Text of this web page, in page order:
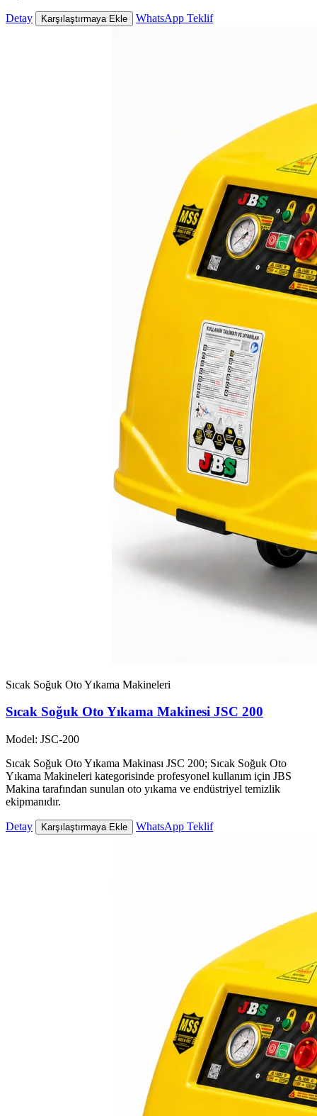
Detay Karşılaştırmaya Ekle WhatsApp Teklif
Sıcak Soğuk Oto Yıkama Makineleri
Sıcak Soğuk Oto Yıkama Makinesi JSC 200
Model: JSC-200
Sıcak Soğuk Oto Yıkama Makinası JSC 200; Sıcak Soğuk Oto
Yıkama Makineleri kategorisinde profesyonel kullanım için JBS
Makina tarafından sunulan oto yıkama ve endüstriyel temizlik
ekipmanıdır.
Detay Karşılaştırmaya Ekle WhatsApp Teklif